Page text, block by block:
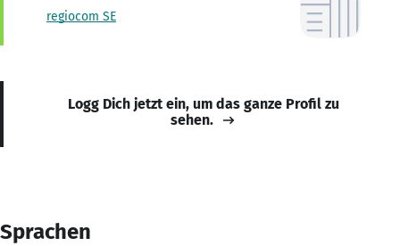
regiocom SE
Logg Dich jetzt ein, um das ganze Profil zu
sehen.
Sprachen